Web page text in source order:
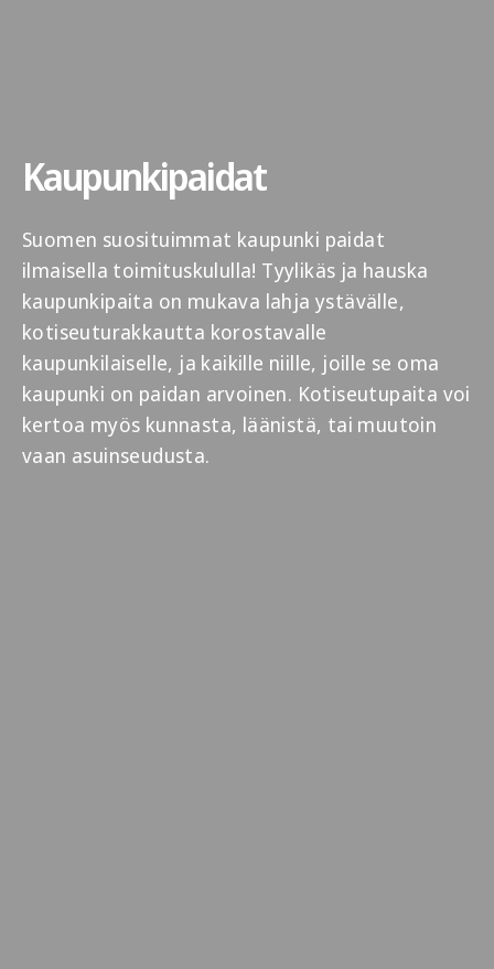
Kaupunkipaidat
Suomen suosituimmat kaupunki paidat
ilmaisella toimituskululla! Tyylikäs ja hauska
kaupunkipaita on mukava lahja ystävälle,
kotiseuturakkautta korostavalle
kaupunkilaiselle, ja kaikille niille, joille se oma
kaupunki on paidan arvoinen. Kotiseutupaita voi
kertoa myös kunnasta, läänistä, tai muutoin
vaan asuinseudusta.